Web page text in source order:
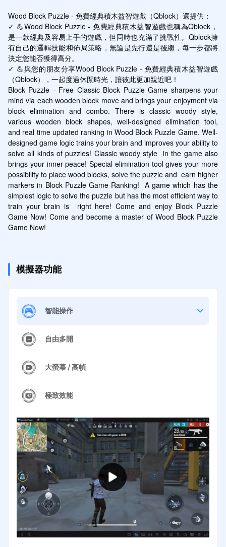
Wood Block Puzzle - 免費經典積木益智遊戲（Qblock）還提供：
✓ 💪Wood Block Puzzle - 免費經典積木益智遊戲也稱為Qblock，
是一款經典及容易上手的遊戲，但同時也充滿了挑戰性。Qblock擁
有自己的邏輯技能和佈局策略，無論是先行還是後繼，每一步都將
決定您能否獲得高分。
✓ 💪與您的朋友分享Wood Block Puzzle - 免費經典積木益智遊戲
（Qblock），一起度過休閒時光，讓彼此更加親近吧！
Block Puzzle - Free Classic Block Puzzle Game sharpens your
mind via each wooden block move and brings your enjoyment via
block elimination and combo. There is classic woody style,
various wooden block shapes, well-designed elimination tool,
and real time updated ranking in Wood Block Puzzle Game. Well-
designed game logic trains your brain and improves your ability to
solve all kinds of puzzles! Classic woody style  in the game also
brings your inner peace! Special elimination tool gives your more
possibility to place wood blocks, solve the puzzle and  earn higher
markers in Block Puzzle Game Ranking!  A game which has the
simplest logic to solve the puzzle but has the most efficient way to
train your brain is  right here! Come and enjoy Block Puzzle
Game Now! Come and become a master of Wood Block Puzzle
Game Now!
模擬器功能
智能操作
自由多開
大螢幕 / 高幀
極致效能